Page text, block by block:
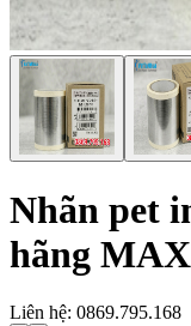
Nhãn pet
hãng
Liên hệ: 0869.795.168